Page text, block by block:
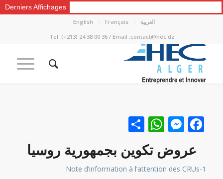
Derniers Affichages
العربية Français
English
Tel: (+213) 24 38 00 36 / Email :contact@hec.dz
Facebook
Messenger
WhatsApp
نشر
عروض تكوين بجمهورية روسيا
1-Note d’information à l’attention des CRUs